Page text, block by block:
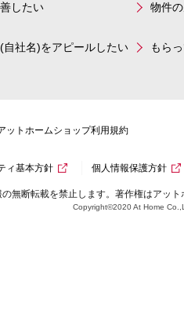
したい 物件
社名)をアピールしたい もら
ットホームショップ利用規約
ィ基本方針 個人情報保護方針
無断転載を禁止します。著作権はアッ
Copyright©2020 At Home